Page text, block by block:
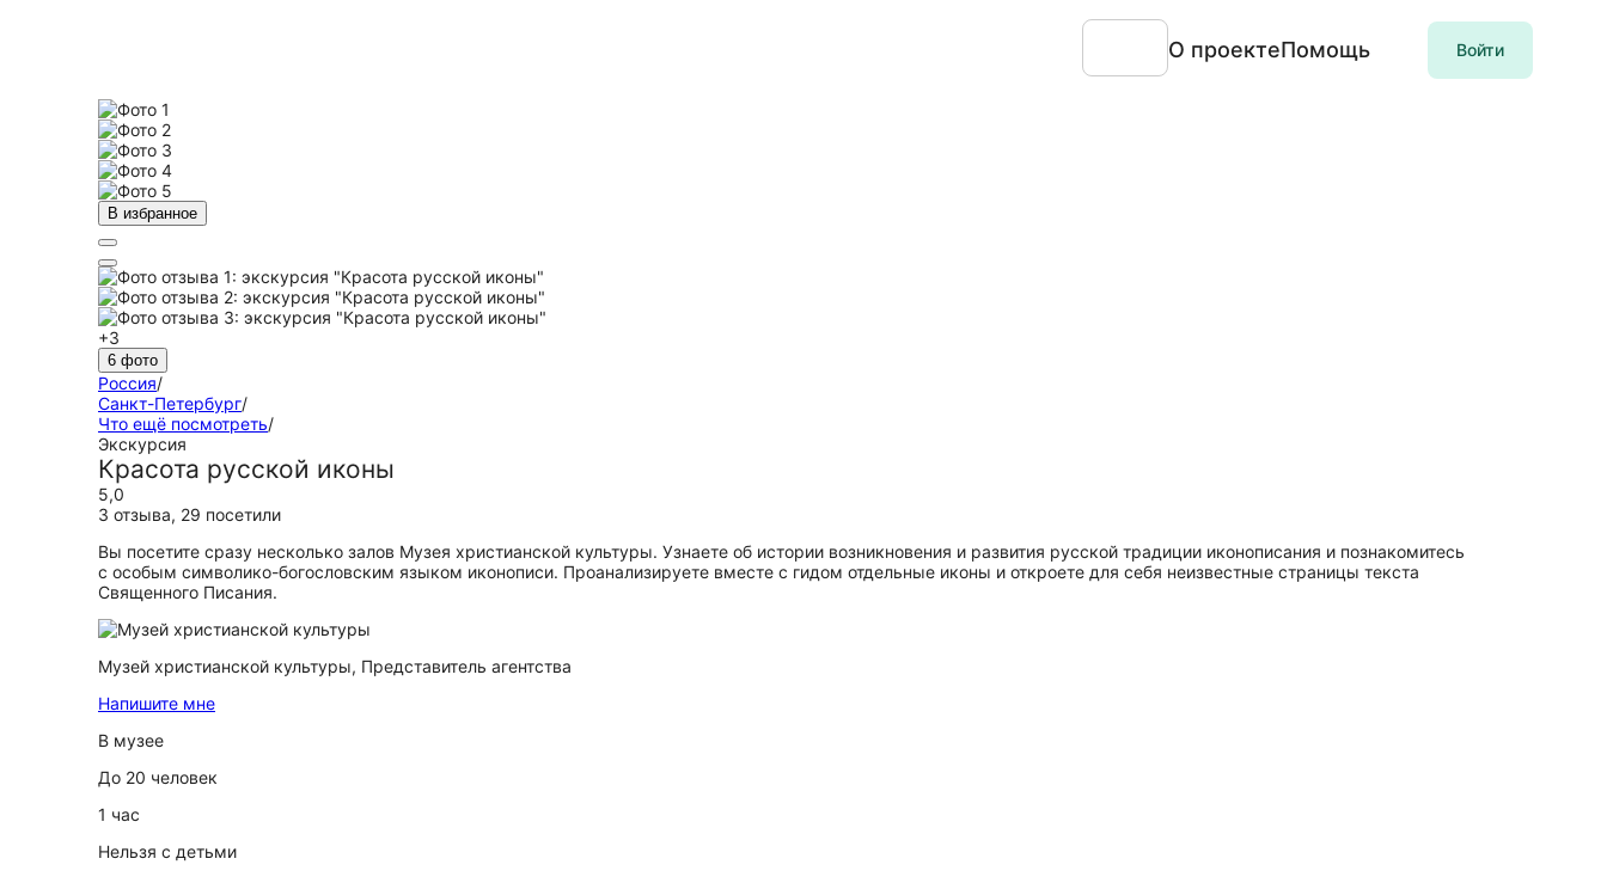
О проектеПомощь Войти
В избранное
+3
6 фото
Россия/
Санкт-Петербург/
Что ещё посмотреть/
Экскурсия
Красота русской иконы
5,0
3 отзыва, 29 посетили
Вы посетите сразу несколько залов Музея христианской культуры. Узнаете об истории возникновения и развития русской традиции иконописания и познакомитесь
с особым символико-богословским языком иконописи. Проанализируете вместе с гидом отдельные иконы и откроете для себя неизвестные страницы текста
Священного Писания.
Музей христианской культуры, Представитель агентства
Напишите мне
В музее
До 20 человек
1 час
Нельзя с детьми